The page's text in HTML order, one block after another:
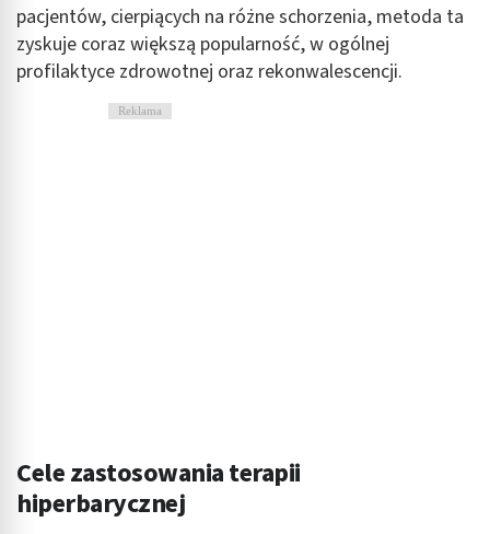
pacjentów, cierpiących na różne schorzenia, metoda ta
zyskuje coraz większą popularność, w ogólnej
profilaktyce zdrowotnej oraz rekonwalescencji.
Reklama
Cele zastosowania terapii
hiperbarycznej